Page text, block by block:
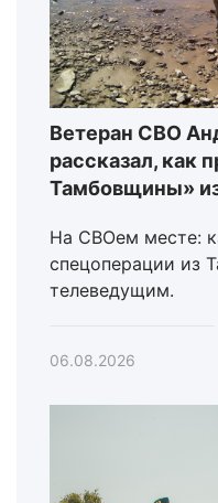
Ветеран СВО
рассказал, как
Тамбовщины»
На СВОем месте:
спецоперации из
телеведущим.
06.08.2026